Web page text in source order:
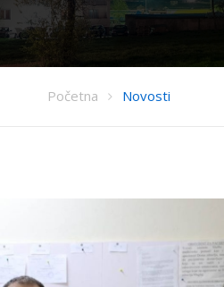
Početna Novosti